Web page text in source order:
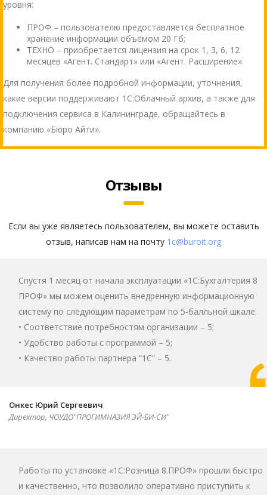
уровня:
ПРОФ – пользователю предоставляется бесплатное
хранение информации объёмом 20 Гб;
ТЕХНО – приобретается лицензия на срок 1, 3, 6, 12
месяцев «Агент. Стандарт» или «Агент. Расширение».
Для получения более подробной информации, уточнения,
какие версии поддерживают 1С:Облачный архив, а также для
подключения сервиса в Калининграде, обращайтесь в
компанию «Бюро Айти».
Отзывы
Если вы уже являетесь пользователем, вы можете оставить
отзыв, написав нам на почту 1c@buroit.org
Спустя 1 месяц от начала эксплуатации «1C:Бухгалтерия 8
ПРОФ» мы можем оценить внедренную информационную
систему по следующим параметрам по 5-балльной шкале:
• Соответствие потребностям организации – 5;
• Удобство работы с программой – 5;
• Качество работы партнера “1С” – 5.
Онкес Юрий Сергеевич
Директор, ЧОУДО"ПРОГИМНАЗИЯ ЭЙ-БИ-СИ"
Работы по установке «1С:Розница 8.ПРОФ» прошли быстро
и качественно, что позволило оперативно приступить к